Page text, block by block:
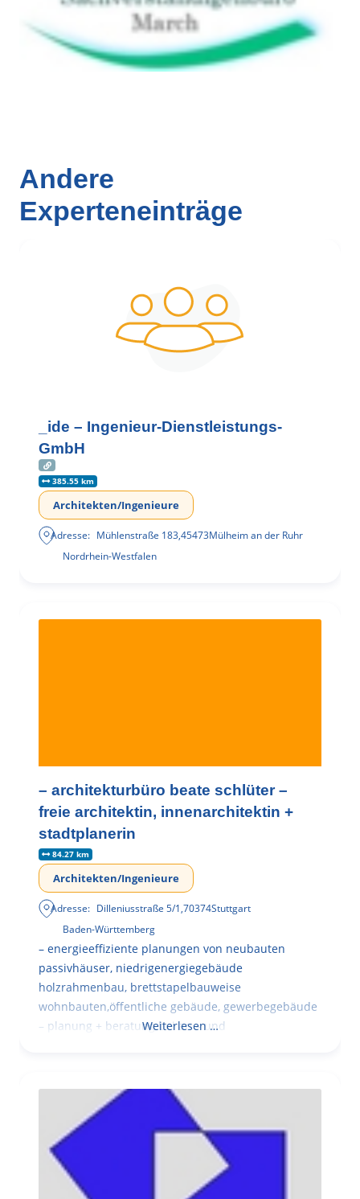
Andere
Experteneinträge
_ide – Ingenieur-Dienstleistungs-
GmbH
385.55 km
Architekten/Ingenieure
Adresse: Mühlenstraße 183,45473Mülheim an der Ruhr
Nordrhein-Westfalen
– architekturbüro beate schlüter –
freie architektin, innenarchitektin +
stadtplanerin
84.27 km
Architekten/Ingenieure
Adresse: Dilleniusstraße 5/1,70374Stuttgart
Baden-Württemberg
– energieeffiziente planungen von neubauten
passivhäuser, niedrigenergiegebäude
holzrahmenbau, brettstapelbauweise
wohnbauten,öffentliche gebäude, gewerbegebäude
– planung + beratung bei an – und
Weiterlesen …